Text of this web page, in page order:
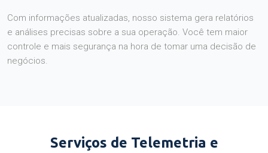
Com informações atualizadas, nosso sistema gera relatórios
e análises precisas sobre a sua operação. Você tem maior
controle e mais segurança na hora de tomar uma decisão de
negócios.
Serviços de Telemetria e